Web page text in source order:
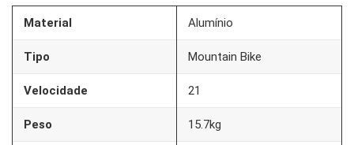
Material Alumínio
Tipo Mountain Bike
Velocidade 21
Peso 15.7kg